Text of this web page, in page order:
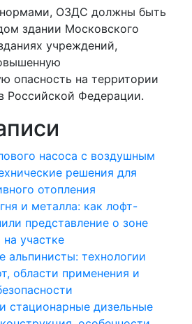
ОЗДС должны быть
здании Московского
учреждений,
опасность на территории
Российской Федерации.
насоса с воздушным
решения для
отопления
и металла: как лофт-
представление о зоне
на участке
технологии
области применения и
стационарные дизельные